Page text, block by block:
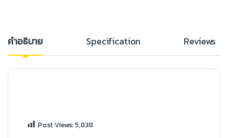
คำอธิบาย Specification Reviews
Post Views:5,838